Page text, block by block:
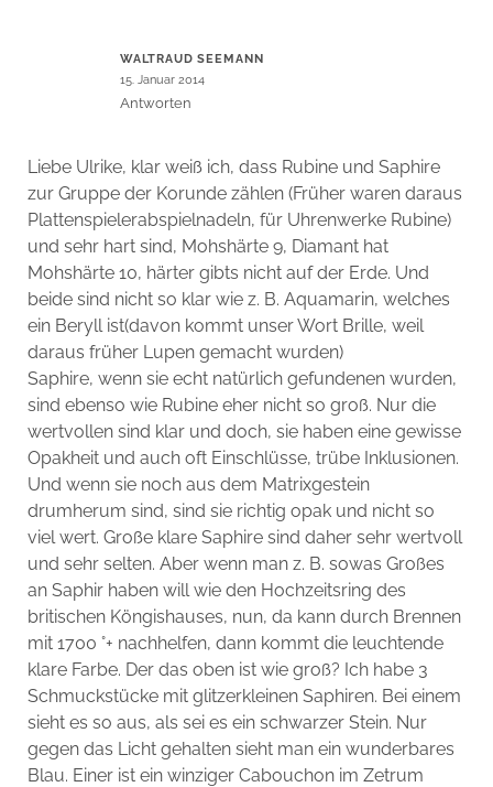
WALTRAUD SEEMANN
15. Januar 2014
Antworten
Liebe Ulrike, klar weiß ich, dass Rubine und Saphire
zur Gruppe der Korunde zählen (Früher waren daraus
Plattenspielerabspielnadeln, für Uhrenwerke Rubine)
und sehr hart sind, Mohshärte 9, Diamant hat
Mohshärte 10, härter gibts nicht auf der Erde. Und
beide sind nicht so klar wie z. B. Aquamarin, welches
ein Beryll ist(davon kommt unser Wort Brille, weil
daraus früher Lupen gemacht wurden)
Saphire, wenn sie echt natürlich gefundenen wurden,
sind ebenso wie Rubine eher nicht so groß. Nur die
wertvollen sind klar und doch, sie haben eine gewisse
Opakheit und auch oft Einschlüsse, trübe Inklusionen.
Und wenn sie noch aus dem Matrixgestein
drumherum sind, sind sie richtig opak und nicht so
viel wert. Große klare Saphire sind daher sehr wertvoll
und sehr selten. Aber wenn man z. B. sowas Großes
an Saphir haben will wie den Hochzeitsring des
britischen Köngishauses, nun, da kann durch Brennen
mit 1700 °+ nachhelfen, dann kommt die leuchtende
klare Farbe. Der das oben ist wie groß? Ich habe 3
Schmuckstücke mit glitzerkleinen Saphiren. Bei einem
sieht es so aus, als sei es ein schwarzer Stein. Nur
gegen das Licht gehalten sieht man ein wunderbares
Blau. Einer ist ein winziger Cabouchon im Zetrum